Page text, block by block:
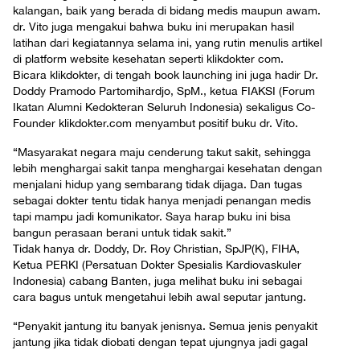
kalangan, baik yang berada di bidang medis maupun awam.
dr. Vito juga mengakui bahwa buku ini merupakan hasil
latihan dari kegiatannya selama ini, yang rutin menulis artikel
di platform website kesehatan seperti klikdokter com.
Bicara klikdokter, di tengah book launching ini juga hadir Dr.
Doddy Pramodo Partomihardjo, SpM., ketua FIAKSI (Forum
Ikatan Alumni Kedokteran Seluruh Indonesia) sekaligus Co-
Founder klikdokter.com menyambut positif buku dr. Vito.
“Masyarakat negara maju cenderung takut sakit, sehingga
lebih menghargai sakit tanpa menghargai kesehatan dengan
menjalani hidup yang sembarang tidak dijaga. Dan tugas
sebagai dokter tentu tidak hanya menjadi penangan medis
tapi mampu jadi komunikator. Saya harap buku ini bisa
bangun perasaan berani untuk tidak sakit.”
Tidak hanya dr. Doddy, Dr. Roy Christian, SpJP(K), FIHA,
Ketua PERKI (Persatuan Dokter Spesialis Kardiovaskuler
Indonesia) cabang Banten, juga melihat buku ini sebagai
cara bagus untuk mengetahui lebih awal seputar jantung.
“Penyakit jantung itu banyak jenisnya. Semua jenis penyakit
jantung jika tidak diobati dengan tepat ujungnya jadi gagal